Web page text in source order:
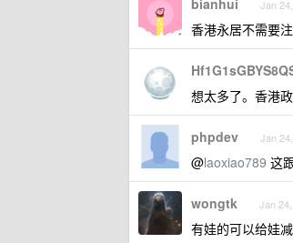
bianhui Jan
香港永居不需要
想太多了。香港
phpdev Jan
@laoxiao789 这
wongtk Jan
有娃的可以给娃